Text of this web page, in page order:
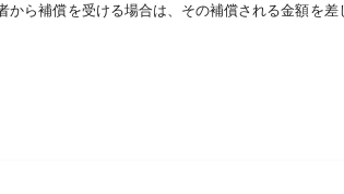
ら補償を受ける場合は、その補償される金額を